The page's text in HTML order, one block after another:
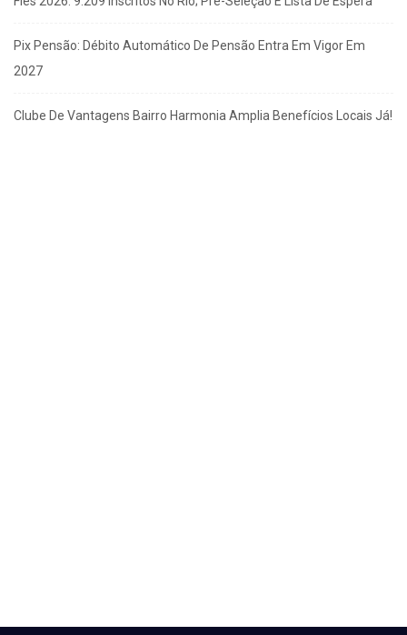
Pix Pensão: Débito Automático De Pensão Entra Em Vigor Em
2027
Clube De Vantagens Bairro Harmonia Amplia Benefícios Locais Já!